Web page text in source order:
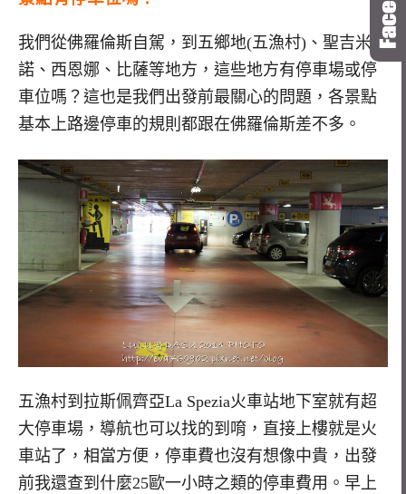
我們從佛羅倫斯自駕，到五鄉地(五漁村)、聖吉米納
諾、西恩娜、比薩等地方，這些地方有停車場或停
車位嗎？這也是我們出發前最關心的問題，各景點
基本上路邊停車的規則都跟在佛羅倫斯差不多。
五漁村到拉斯佩齊亞La Spezia火車站地下室就有超
大停車場，導航也可以找的到唷，直接上樓就是火
車站了，相當方便，停車費也沒有想像中貴，出發
前我還查到什麼25歐一小時之類的停車費用。早上